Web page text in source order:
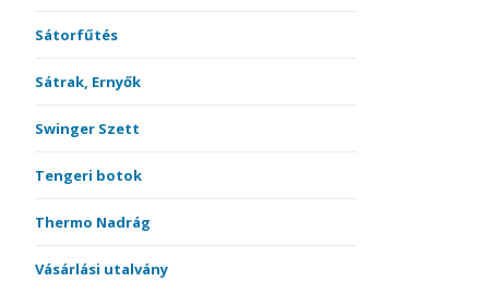
Sátorfűtés
Sátrak, Ernyők
Swinger Szett
Tengeri botok
Thermo Nadrág
Vásárlási utalvány